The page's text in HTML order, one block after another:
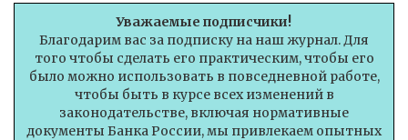
Уважаемые подписчики!
Благодарим вас за подписку на наш журнал. Для
того чтобы сделать его практическим, чтобы его
было можно использовать в повседневной работе,
чтобы быть в курсе всех изменений в
законодательстве, включая нормативные
документы Банка России, мы привлекаем опытных